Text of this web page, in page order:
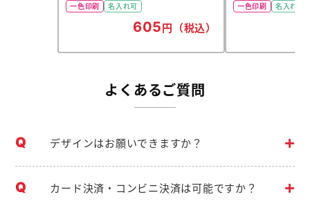
一色印刷 名入れ可
605円（税込）
一色印刷 名入れ可
よくあるご質問
デザインはお願いできますか？
カード決済・コンビニ決済は可能ですか？